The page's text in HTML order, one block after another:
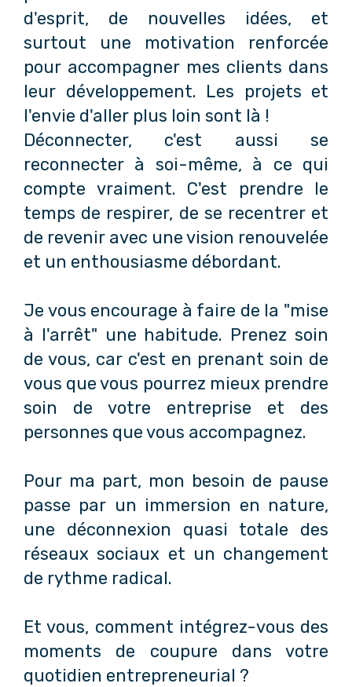
d'esprit, de nouvelles idées, et
surtout une motivation renforcée
pour accompagner mes clients dans
leur développement. Les projets et
l'envie d'aller plus loin sont là !
Déconnecter, c'est aussi se
reconnecter à soi-même, à ce qui
compte vraiment. C'est prendre le
temps de respirer, de se recentrer et
de revenir avec une vision renouvelée
et un enthousiasme débordant.
Je vous encourage à faire de la "mise
à l'arrêt" une habitude. Prenez soin
de vous, car c'est en prenant soin de
vous que vous pourrez mieux prendre
soin de votre entreprise et des
personnes que vous accompagnez.
Pour ma part, mon besoin de pause
passe par un immersion en nature,
une déconnexion quasi totale des
réseaux sociaux et un changement
de rythme radical.
Et vous, comment intégrez-vous des
moments de coupure dans votre
quotidien entrepreneurial ?